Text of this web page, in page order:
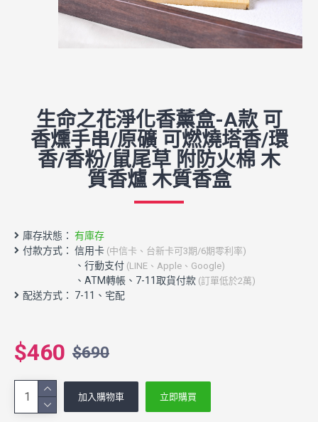
生命之花淨化香薰盒-A款 可
香燻手串/原礦 可燃燒塔香/環
香/香粉/鼠尾草 附防火棉 木
質香爐 木質香盒
庫存狀態： 有庫存
付款方式： 信用卡 (中信卡、台新卡可3期/6期零利率)
配送方式： 7-11、宅配
$460 $690
加入購物車 立即購買